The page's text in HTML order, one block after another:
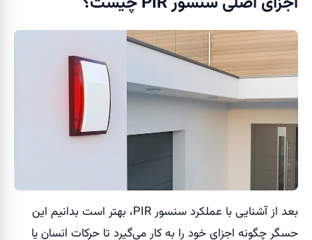
بعد از آشنایی با عملکرد سنسور PIR، بهتر است بدانیم این
حسگر چگونه اجزای خود را به کار می‌گیرد تا حرکات انسان یا